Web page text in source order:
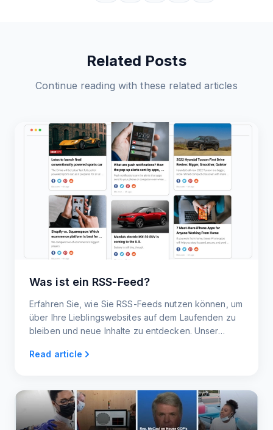
Related Posts
Continue reading with these related articles
Was ist ein RSS-Feed?
Erfahren Sie, wie Sie RSS-Feeds nutzen können, um
über Ihre Lieblingswebsites auf dem Laufenden zu
bleiben und neue Inhalte zu entdecken. Unser
Readern und -Generatoren bis hin zu RSS-Widgets
Read article